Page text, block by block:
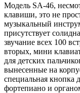
Модель SA-46,
клавиши, это не
музыкальный
присутствует
звучание всех 100
вторых, мини
для детских
вынесенные на
специальная кнопка
фортепиано и